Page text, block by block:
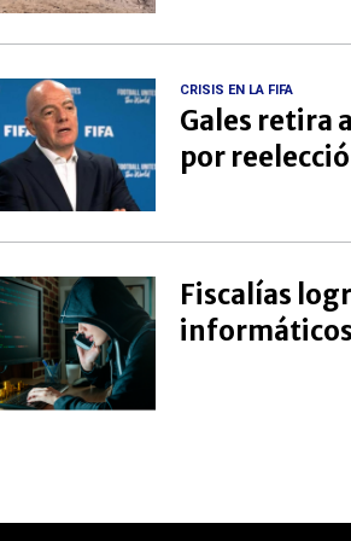
CRISIS EN LA FIFA
Gales retira
por
Fiscalías